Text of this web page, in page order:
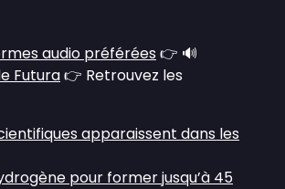
audio préférées 👉 🔊
Futura👉 Retrouvez les
apparaissent dans les
pour former jusqu’à 45